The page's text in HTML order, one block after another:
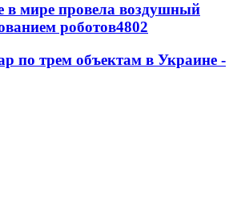
в мире провела воздушный
роботов4802
по трем объектам в Украине -